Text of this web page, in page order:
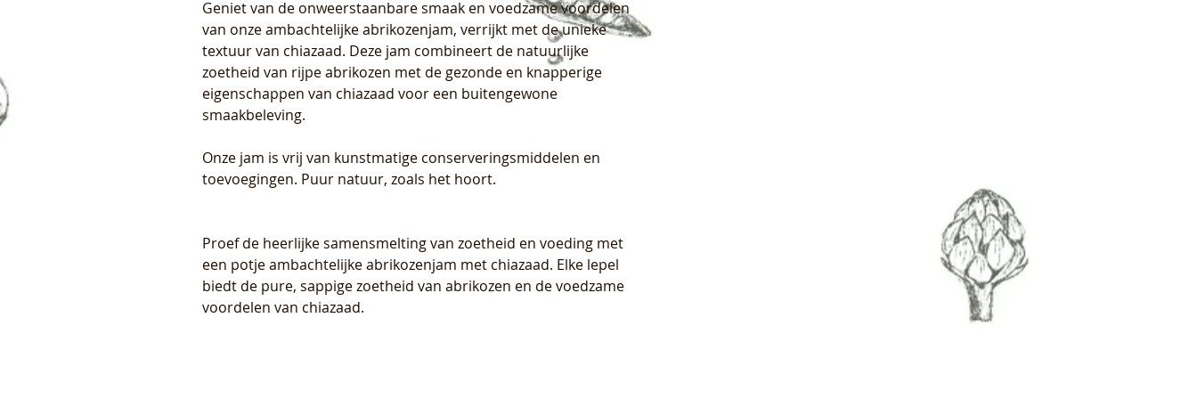
Geniet van de onweerstaanbare smaak en voedzame voordelen
van onze ambachtelijke abrikozenjam, verrijkt met de unieke
textuur van chiazaad. Deze jam combineert de natuurlijke
zoetheid van rijpe abrikozen met de gezonde en knapperige
eigenschappen van chiazaad voor een buitengewone
smaakbeleving.
Onze jam is vrij van kunstmatige conserveringsmiddelen en
toevoegingen. Puur natuur, zoals het hoort.
Proef de heerlijke samensmelting van zoetheid en voeding met
een potje ambachtelijke abrikozenjam met chiazaad. Elke lepel
biedt de pure, sappige zoetheid van abrikozen en de voedzame
voordelen van chiazaad.